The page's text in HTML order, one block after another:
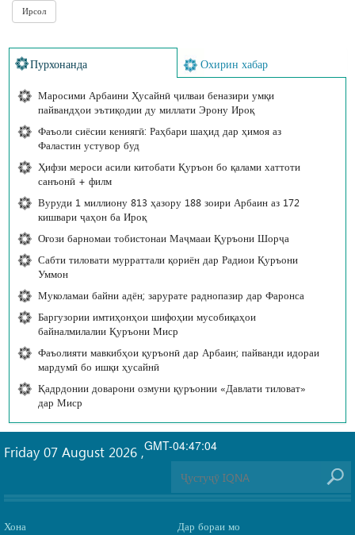
Пурхонанда Охирин хабар
Маросими Арбаини Ҳусайнӣ ҷилваи беназири умқи
пайвандҳои эътиқодии ду миллати Эрону Ироқ
Фаъоли сиёсии кениягӣ: Раҳбари шаҳид дар ҳимоя аз
Фаластин устувор буд
Ҳифзи мероси асили китобати Қуръон бо қалами хаттоти
санъонӣ + филм
Вуруди 1 миллиону 813 ҳазору 188 зоири Арбаин аз 172
кишвари ҷаҳон ба Ироқ
Оғози барномаи тобистонаи Маҷмааи Қуръони Шорҷа
Сабти тиловати мурраттали қориён дар Радиои Қуръони
Уммон
Муколамаи байни адён; зарурате раднопазир дар Фаронса
Баргузории имтиҳонҳои шифоҳии мусобиқаҳои
байналмилалии Қуръони Миср
Фаъолияти мавкибҳои қуръонӣ дар Арбаин; пайванди идораи
мардумӣ бо ишқи ҳусайнӣ
Қадрдонии доварони озмуни қуръонии «Давлати тиловат»
дар Миср
GMT-04:47:04
Friday 07 August 2026 ,
Хона Дар бораи мо